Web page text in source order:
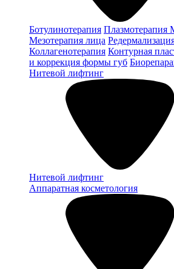
Ботулинотерапия Плазмотерапия
Мезотерапия лица
Коллагенотерапия Контурная
и коррекция формы губ
Нитевой лифтинг
Нитевой лифтинг
Аппаратная косметология